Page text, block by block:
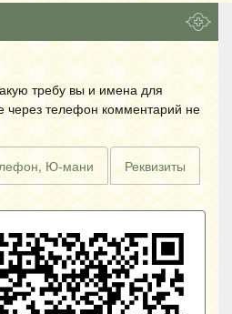
требу вы и имена для
через телефон комментарий не
Ю-мани Реквизиты